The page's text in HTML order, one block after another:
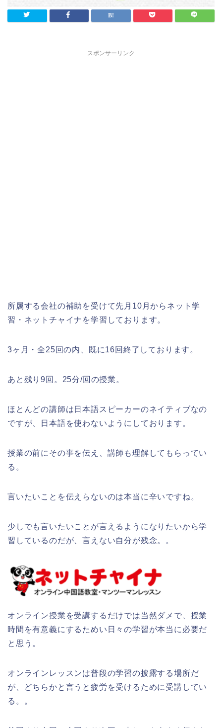
スポンサーリンク
所属する会社の補助を受けて先月10月からネット学
習・ネットチャイナを学習しております。
3ヶ月・全25回の内、既に16回終了しております。
あと残り9回。25分/回の授業。
ほとんどの講師は日本語スピーカーのネイティブなの
ですが、日本語を使わないようにしております。
授業の前にその事を伝え、講師も理解してもらってい
る。
言いたいことを伝えらないのは本当に辛いですね。
少しでも言いたいことが言えるようになりたいから学
習しているのだが、言えない自分が残念。。
オンライン授業を受講するだけでは当然ダメで、授業
時間を有意義にするためい日々の学習が本当に必要だ
と思う。
オンラインレッスンは普段の学習の披露する場所だ
が、どちらかと言うと疲労を受けるために受講してい
る。。